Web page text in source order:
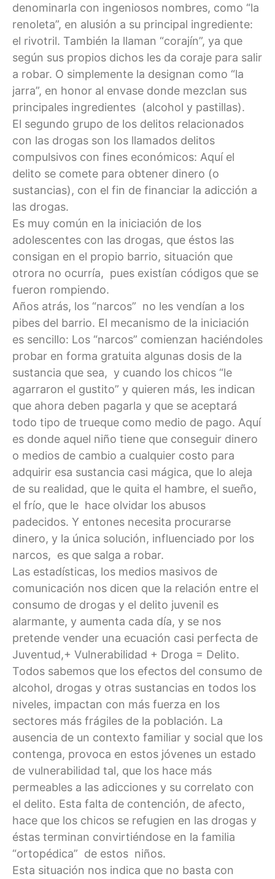
denominarla con ingeniosos nombres, como “la
renoleta”, en alusión a su principal ingrediente:
el rivotril. También la llaman “corajín”, ya que
según sus propios dichos les da coraje para salir
a robar. O simplemente la designan como “la
jarra”, en honor al envase donde mezclan sus
principales ingredientes (alcohol y pastillas).
El segundo grupo de los delitos relacionados
con las drogas son los llamados delitos
compulsivos con fines económicos: Aquí el
delito se comete para obtener dinero (o
sustancias), con el fin de financiar la adicción a
las drogas.
Es muy común en la iniciación de los
adolescentes con las drogas, que éstos las
consigan en el propio barrio, situación que
otrora no ocurría, pues existían códigos que se
fueron rompiendo.
Años atrás, los “narcos” no les vendían a los
pibes del barrio. El mecanismo de la iniciación
es sencillo: Los “narcos” comienzan haciéndoles
probar en forma gratuita algunas dosis de la
sustancia que sea, y cuando los chicos “le
agarraron el gustito” y quieren más, les indican
que ahora deben pagarla y que se aceptará
todo tipo de trueque como medio de pago. Aquí
es donde aquel niño tiene que conseguir dinero
o medios de cambio a cualquier costo para
adquirir esa sustancia casi mágica, que lo aleja
de su realidad, que le quita el hambre, el sueño,
el frío, que le hace olvidar los abusos
padecidos. Y entones necesita procurarse
dinero, y la única solución, influenciado por los
narcos, es que salga a robar.
Las estadísticas, los medios masivos de
comunicación nos dicen que la relación entre el
consumo de drogas y el delito juvenil es
alarmante, y aumenta cada día, y se nos
pretende vender una ecuación casi perfecta de
Juventud,+ Vulnerabilidad + Droga = Delito.
Todos sabemos que los efectos del consumo de
alcohol, drogas y otras sustancias en todos los
niveles, impactan con más fuerza en los
sectores más frágiles de la población. La
ausencia de un contexto familiar y social que los
contenga, provoca en estos jóvenes un estado
de vulnerabilidad tal, que los hace más
permeables a las adicciones y su correlato con
el delito. Esta falta de contención, de afecto,
hace que los chicos se refugien en las drogas y
éstas terminan convirtiéndose en la familia
“ortopédica” de estos niños.
Esta situación nos indica que no basta con